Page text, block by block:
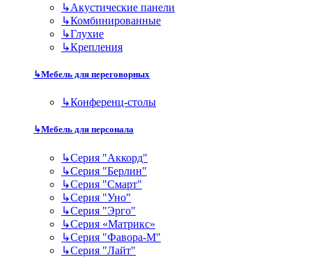
↳Акустические панели
↳Комбинированные
↳Глухие
↳Крепления
↳Мебель для переговорных
↳Конференц-столы
↳Мебель для персонала
↳Серия "Аккорд"
↳Серия "Берлин"
↳Серия "Смарт"
↳Серия "Уно"
↳Серия "Эрго"
↳Серия «Матрикс»
↳Серия "Фавора-М"
↳Серия "Лайт"